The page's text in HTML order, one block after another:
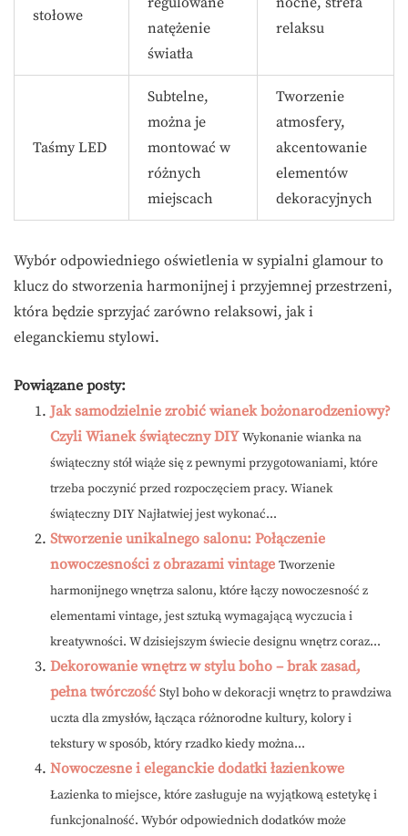
stołowe
natężenie
światła
relaksu
Taśmy LED
Subtelne,
można je
montować w
różnych
miejscach
Tworzenie
atmosfery,
akcentowanie
elementów
dekoracyjnych
Wybór odpowiedniego oświetlenia w sypialni glamour to
klucz do stworzenia harmonijnej i przyjemnej przestrzeni,
która będzie sprzyjać zarówno relaksowi, jak i
eleganckiemu stylowi.
Powiązane posty:
Jak samodzielnie zrobić wianek bożonarodzeniowy?
Czyli Wianek świąteczny DIY Wykonanie wianka na
świąteczny stół wiąże się z pewnymi przygotowaniami, które
trzeba poczynić przed rozpoczęciem pracy. Wianek
świąteczny DIY Najłatwiej jest wykonać...
Stworzenie unikalnego salonu: Połączenie
nowoczesności z obrazami vintage Tworzenie
harmonijnego wnętrza salonu, które łączy nowoczesność z
elementami vintage, jest sztuką wymagającą wyczucia i
kreatywności. W dzisiejszym świecie designu wnętrz coraz...
Dekorowanie wnętrz w stylu boho – brak zasad,
pełna twórczość Styl boho w dekoracji wnętrz to prawdziwa
uczta dla zmysłów, łącząca różnorodne kultury, kolory i
tekstury w sposób, który rzadko kiedy można...
Nowoczesne i eleganckie dodatki łazienkowe
Łazienka to miejsce, które zasługuje na wyjątkową estetykę i
funkcjonalność. Wybór odpowiednich dodatków może